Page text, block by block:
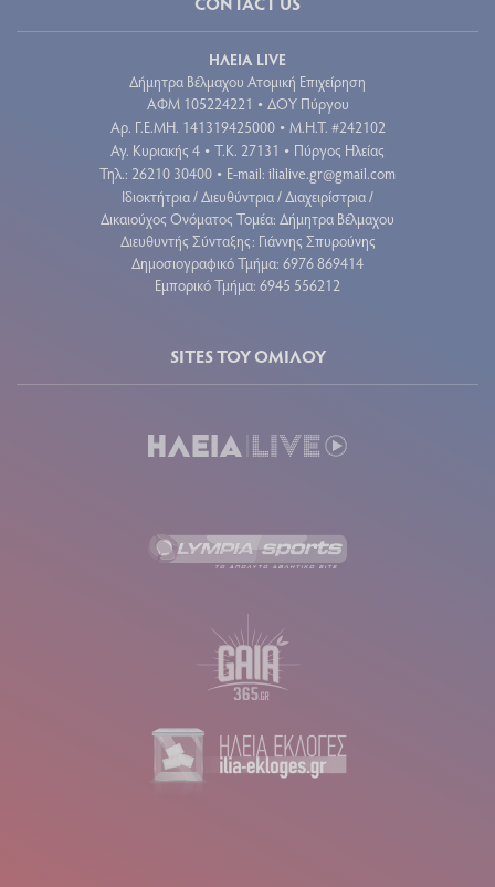
ΗΛΕΙΑ LIVE
Δήμητρα Βέλμαχου Ατομική Επιχείρηση
ΑΦΜ 105224221 • ΔΟΥ Πύργου
Aρ. Γ.Ε.ΜΗ. 141319425000 • Μ.Η.Τ. #242102
Αγ. Κυριακής 4 • Τ.Κ. 27131 • Πύργος Ηλείας
Τηλ.: 26210 30400 • E-mail: ilialive.gr@gmail.com
Ιδιοκτήτρια / Διευθύντρια / Διαχειρίστρια /
Δικαιούχος Ονόματος Τομέα: Δήμητρα Βέλμαχου
Διευθυντής Σύνταξης: Γιάννης Σπυρούνης
Δημοσιογραφικό Τμήμα: 6976 869414
Εμπορικό Τμήμα: 6945 556212
SITES ΤΟΥ ΟΜΙΛΟΥ